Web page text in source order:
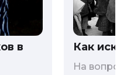
в
Как
На вопрос